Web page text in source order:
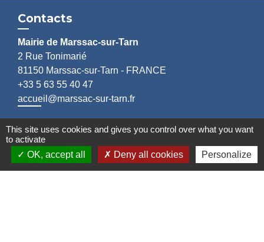
Contacts
Mairie de Marssac-sur-Tarn
2 Rue Tonimarié
81150 Marssac-sur-Tarn - FRANCE
+33 5 63 55 40 47
accueil@marssac-sur-tarn.fr
Lien vers les HORAIRES et CONTACTS
de chaque service
This site uses cookies and gives you control over what you want
to activate
OK, accept all
Deny all cookies Personalize